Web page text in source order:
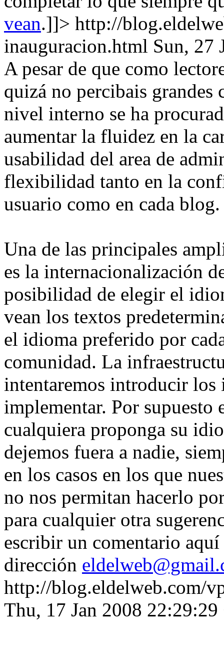
vean.]]> http://
inauguracion.html Sun, 27
A pesar de que como
quizá no percibais grandes
nivel interno se ha
aumentar la fluidez en la
usabilidad del area de
flexibilidad tanto en la
usuario como en cada blog.
Una de las principales
es la internacionalización
posibilidad de elegir el
vean los textos
el idioma preferido por
comunidad. La
intentaremos introducir los
implementar. Por supuesto
cualquiera proponga su
dejemos fuera a nadie,
en los casos en los que
no nos permitan hacerlo
para cualquier otra
escribir un comentario
dirección
http://blog.eldelweb.com/
Thu, 17 Jan 2008 22:29:29